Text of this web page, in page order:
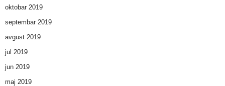
oktobar 2019
septembar 2019
avgust 2019
jul 2019
jun 2019
maj 2019